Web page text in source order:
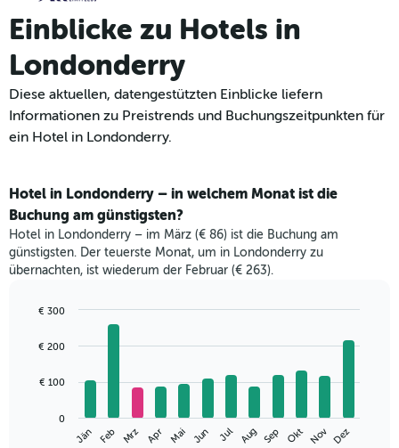
Einblicke zu Hotels in
Londonderry
Diese aktuellen, datengestützten Einblicke liefern
Informationen zu Preistrends und Buchungszeitpunkten für
ein Hotel in Londonderry.
Hotel in Londonderry – in welchem Monat ist die
Buchung am günstigsten?
Hotel in Londonderry – im März (€ 86) ist die Buchung am
günstigsten. Der teuerste Monat, um in Londonderry zu
übernachten, ist wiederum der Februar (€ 263).
chart
bars.
folgende
graphic.
Jän Feb Mrz Apr Mai Jun Jul Aug Sep Okt Nov Dez
0
€ 100
€ 200
€ 300